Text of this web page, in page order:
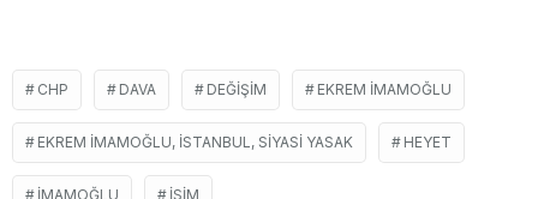
CHP DAVA DEĞIŞIM EKREM İMAMOĞLU
EKREM İMAMOĞLU, İSTANBUL, SIYASI YASAK HEYET
İMAMOĞLU ISIM